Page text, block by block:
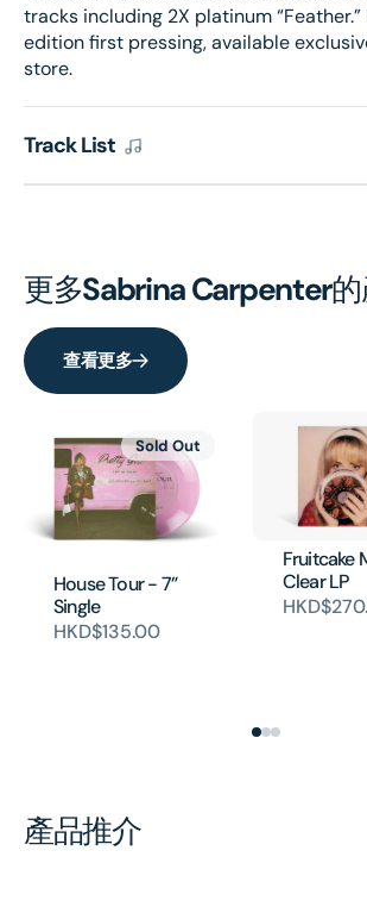
tracks including 2X platinum
edition first pressing, available
store.
Track List
更多Sabrina Carpenter
查看更多
House Tour - 7”
Single
HKD$135.00
Sold Out
Fruitcake
Clear LP
產品推介